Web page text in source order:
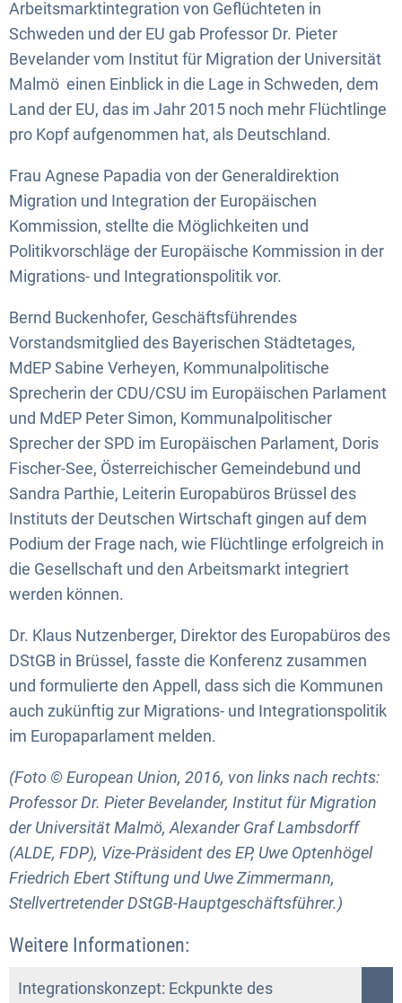
Arbeitsmarktintegration von Geflüchteten in
Schweden und der EU gab Professor Dr. Pieter
Bevelander vom Institut für Migration der Universität
Malmö einen Einblick in die Lage in Schweden, dem
Land der EU, das im Jahr 2015 noch mehr Flüchtlinge
pro Kopf aufgenommen hat, als Deutschland.
Frau Agnese Papadia von der Generaldirektion
Migration und Integration der Europäischen
Kommission, stellte die Möglichkeiten und
Politikvorschläge der Europäische Kommission in der
Migrations- und Integrationspolitik vor.
Bernd Buckenhofer, Geschäftsführendes
Vorstandsmitglied des Bayerischen Städtetages,
MdEP Sabine Verheyen, Kommunalpolitische
Sprecherin der CDU/CSU im Europäischen Parlament
und MdEP Peter Simon, Kommunalpolitischer
Sprecher der SPD im Europäischen Parlament, Doris
Fischer-See, Österreichischer Gemeindebund und
Sandra Parthie, Leiterin Europabüros Brüssel des
Instituts der Deutschen Wirtschaft gingen auf dem
Podium der Frage nach, wie Flüchtlinge erfolgreich in
die Gesellschaft und den Arbeitsmarkt integriert
werden können.
Dr. Klaus Nutzenberger, Direktor des Europabüros des
DStGB in Brüssel, fasste die Konferenz zusammen
und formulierte den Appell, dass sich die Kommunen
auch zukünftig zur Migrations- und Integrationspolitik
im Europaparlament melden.
(Foto © European Union, 2016, von links nach rechts:
Professor Dr. Pieter Bevelander, Institut für Migration
der Universität Malmö, Alexander Graf Lambsdorff
(ALDE, FDP), Vize-Präsident des EP, Uwe Optenhögel
Friedrich Ebert Stiftung und Uwe Zimmermann,
Stellvertretender DStGB-Hauptgeschäftsführer.)
Weitere Informationen:
Integrationskonzept: Eckpunkte des